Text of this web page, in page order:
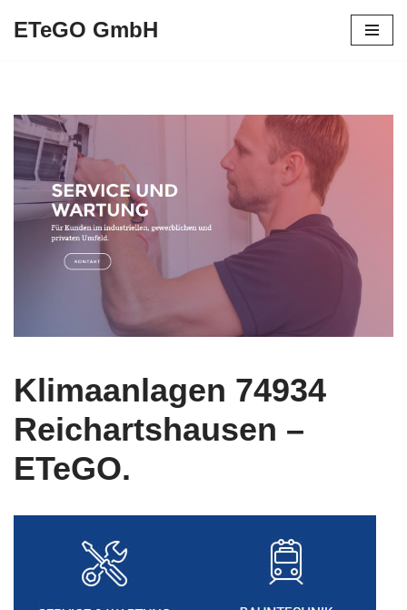
ETeGO GmbH
Klimaanlagen 74934
Reichartshausen –
ETeGO.